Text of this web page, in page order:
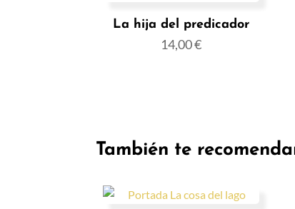
La hija del predicador
14,00€
También te